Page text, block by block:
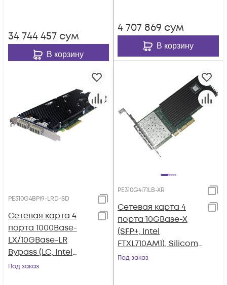
34 744 457 сум
В корзину
4 707 869 сум
В корзину
PE310G4BPi9-LRD-SD
Сетевая карта 4
порта 1000Base-
LX/10GBase-LR
Bypass (LC, Intel
82599ES), Silicom
Под заказ
PE310G4i71LB-XR
Сетевая карта 4
порта 10GBase-X
(SFP+, Intel
FTXL710AM1), Silicom
PE310G4i71LB-XR
Под заказ